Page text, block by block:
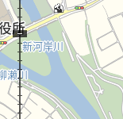
※本房源，为正经
筑不做好。详细
■在找想要的家
房源的详细、需